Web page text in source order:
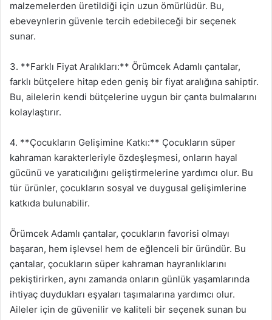
malzemelerden üretildiği için uzun ömürlüdür. Bu,
ebeveynlerin güvenle tercih edebileceği bir seçenek
sunar.
3. **Farklı Fiyat Aralıkları:** Örümcek Adamlı çantalar,
farklı bütçelere hitap eden geniş bir fiyat aralığına sahiptir.
Bu, ailelerin kendi bütçelerine uygun bir çanta bulmalarını
kolaylaştırır.
4. **Çocukların Gelişimine Katkı:** Çocukların süper
kahraman karakterleriyle özdeşleşmesi, onların hayal
gücünü ve yaratıcılığını geliştirmelerine yardımcı olur. Bu
tür ürünler, çocukların sosyal ve duygusal gelişimlerine
katkıda bulunabilir.
Örümcek Adamlı çantalar, çocukların favorisi olmayı
başaran, hem işlevsel hem de eğlenceli bir üründür. Bu
çantalar, çocukların süper kahraman hayranlıklarını
pekiştirirken, aynı zamanda onların günlük yaşamlarında
ihtiyaç duydukları eşyaları taşımalarına yardımcı olur.
Aileler için de güvenilir ve kaliteli bir seçenek sunan bu